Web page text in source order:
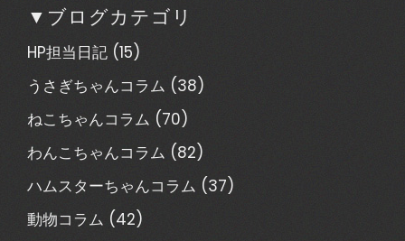
▼ブログカテゴリ
HP担当日記 (15)
うさぎちゃんコラム (38)
ねこちゃんコラム (70)
わんこちゃんコラム (82)
ハムスターちゃんコラム (37)
動物コラム (42)